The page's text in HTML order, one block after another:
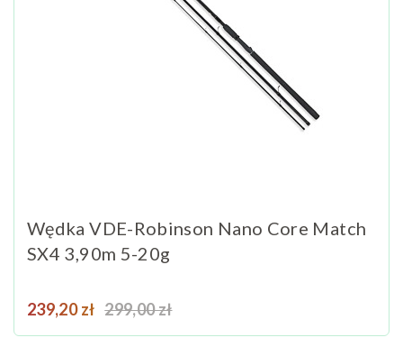
Wędka VDE-Robinson Nano Core Match
SX4 3,90m 5-20g
Cena
239,20 zł Cena podstawowa
299,00 zł